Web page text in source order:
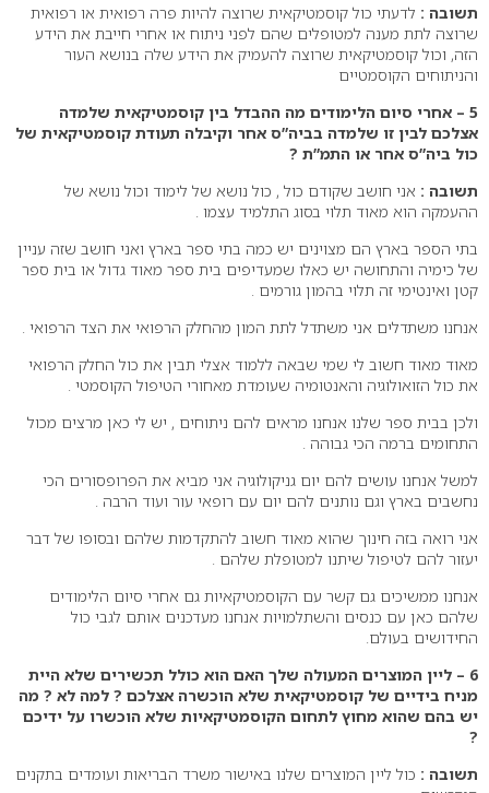
תשובה : לדעתי כול קוסמטיקאית שרוצה להיות פרה רפואית או רפואית
שרוצה לתת מענה למטופלים שהם לפני ניתוח או אחרי חייבת את הידע
הזה, וכול קוסמטיקאית שרוצה להעמיק את הידע שלה בנושא העור
והניתוחים הקוסמטיים
5 – אחרי סיום הלימודים מה ההבדל בין קוסמטיקאית שלמדה
אצלכם לבין זו שלמדה בביה”ס אחר וקיבלה תעודת קוסמטיקאית של
כול ביה”ס אחר או התמ”ת ?
תשובה : אני חושב שקודם כול , כול נושא של לימוד וכול נושא של
ההעמקה הוא מאוד תלוי בסוג התלמיד עצמו .
בתי הספר בארץ הם מצוינים יש כמה בתי ספר בארץ ואני חושב שזה עניין
של כימיה והתחושה יש כאלו שמעדיפים בית ספר מאוד גדול או בית ספר
קטן ואינטימי זה תלוי בהמון גורמים .
אנחנו משתדלים אני משתדל לתת המון מהחלק הרפואי את הצד הרפואי .
מאוד מאוד חשוב לי שמי שבאה ללמוד אצלי תבין את כול החלק הרפואי
את כול הזואולוגיה והאנטומיה שעומדת מאחורי הטיפול הקוסמטי .
ולכן בבית ספר שלנו אנחנו מראים להם ניתוחים , יש לי כאן מרצים מכול
התחומים ברמה הכי גבוהה .
למשל אנחנו עושים להם יום גניקולוגיה אני מביא את הפרופסורים הכי
נחשבים בארץ וגם נותנים להם יום עם רופאי עור ועוד הרבה .
אני רואה בזה חינוך שהוא מאוד חשוב להתקדמות שלהם ובסופו של דבר
יעזור להם לטיפול שיתנו למטופלת שלהם .
אנחנו ממשיכים גם קשר עם הקוסמטיקאיות גם אחרי סיום הלימודים
שלהם כאן עם כנסים והשתלמויות אנחנו מעדכנים אותם לגבי כול
החידושים בעולם.
6 – ליין המוצרים המעולה שלך האם הוא כולל תכשירים שלא היית
מניח בידיים של קוסמטיקאית שלא הוכשרה אצלכם ? למה לא ? מה
יש בהם שהוא מחוץ לתחום הקוסמטיקאיות שלא הוכשרו על ידיכם
?
תשובה : כול ליין המוצרים שלנו באישור משרד הבריאות ועומדים בתקנים